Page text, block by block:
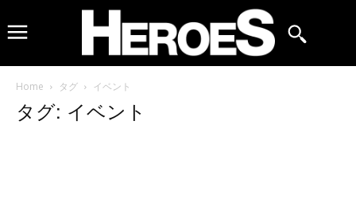
Home タグ イベント
タグ: イベント